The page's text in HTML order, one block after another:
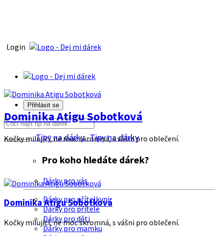
Login
Přihlásit se
Tipy na dárkyTipy na dárky
Pro koho hledáte dárek?
Dárky pro vás
Dárky pro přítelkyni
Dárky pro přítele
Dárky pro děti
Dárky pro mamku
Dominika Atigu Sobotková
Kočky milující, ne moc skromná, s vášni pro oblečení.
Dominika Atigu Sobotková
Kočky milující, ne moc skromná, s vášni pro oblečení.